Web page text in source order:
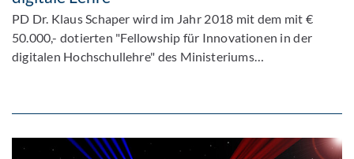
PD Dr. Klaus Schaper wird im Jahr 2018 mit dem mit €
50.000,- dotierten "Fellowship für Innovationen in der
digitalen Hochschullehre" des Ministeriums…